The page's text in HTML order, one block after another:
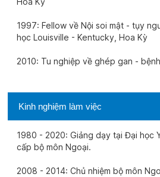
1997: Fellow về Nội soi mật - tụy
học Louisville - Kentucky, Hoa Kỳ
2010: Tu nghiệp về ghép gan -
Kinh nghiệm làm việc
1980 - 2020: Giảng dạy tại Đại học
cấp bộ môn Ngoại.
2008 - 2014: Chủ nhiệm bộ môn